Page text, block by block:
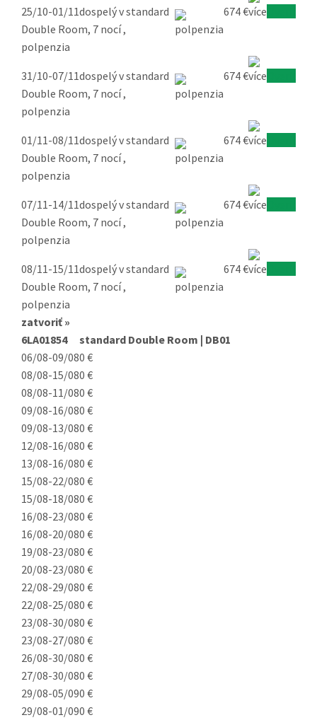
25/10-01/11dospelý v standard
Double Room, 7 nocí ,
polpenzia
674 €
31/10-07/11dospelý v standard
Double Room, 7 nocí ,
polpenzia
674 €
01/11-08/11dospelý v standard
Double Room, 7 nocí ,
polpenzia
674 €
07/11-14/11dospelý v standard
Double Room, 7 nocí ,
polpenzia
674 €
08/11-15/11dospelý v standard
Double Room, 7 nocí ,
polpenzia
674 €
zatvoriť »
6LA01854
standard Double Room | DB01
06/08-09/080 €
08/08-15/080 €
08/08-11/080 €
09/08-16/080 €
09/08-13/080 €
12/08-16/080 €
13/08-16/080 €
15/08-22/080 €
15/08-18/080 €
16/08-23/080 €
16/08-20/080 €
19/08-23/080 €
20/08-23/080 €
22/08-29/080 €
22/08-25/080 €
23/08-30/080 €
23/08-27/080 €
26/08-30/080 €
27/08-30/080 €
29/08-05/090 €
29/08-01/090 €